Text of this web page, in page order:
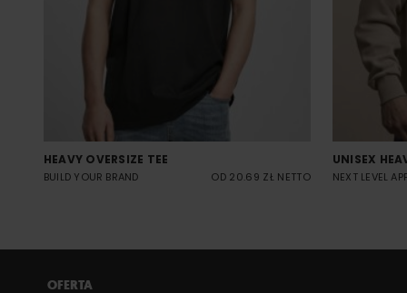
HEAVY OVERSIZE TEE
BUILD YOUR BRAND OD 20.69 ZŁ NETTO
UNISEX
NEXT LEVEL
OFERTA